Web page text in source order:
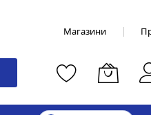
Магазини